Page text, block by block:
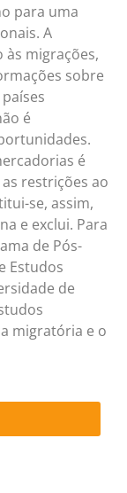
para uma
A
migrações,
sobre
é
é
restrições ao
se, assim,
e exclui. Para
de Pós-
Estudos
de
migratória e o